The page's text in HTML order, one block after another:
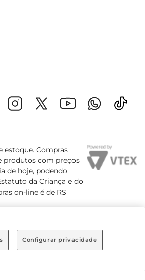
estoque. Compras
produtos com preços
de hoje, podendo
da Criança e do
on-line é de R$
Configurar privacidade